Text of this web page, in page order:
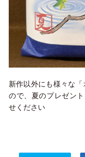
新作以外にも様々な
ので、夏のプレゼン
せください